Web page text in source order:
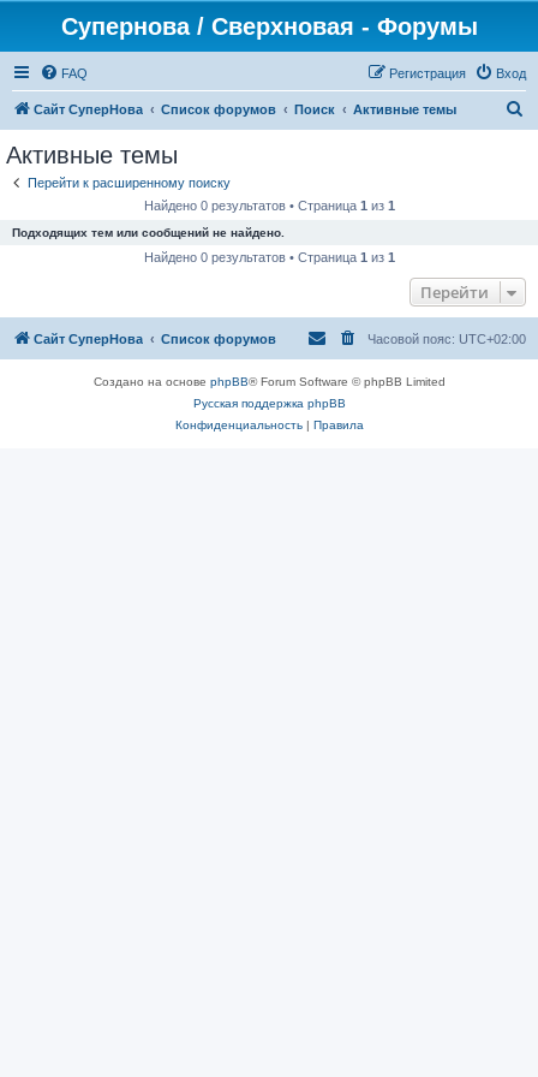
Супернова / Сверхновая - Форумы
FAQ Вход
Регистрация
Сайт СуперНова Список форумов Поиск Активные темы
Активные темы
Перейти к расширенному поиску
Найдено 0 результатов • Страница 1 из 1
Подходящих тем или сообщений не найдено.
Найдено 0 результатов • Страница 1 из 1
Перейти
Сайт СуперНова Список форумов Часовой пояс: UTC+02:00
Создано на основе phpBB® Forum Software © phpBB Limited
Русская поддержка phpBB
Конфиденциальность| Правила